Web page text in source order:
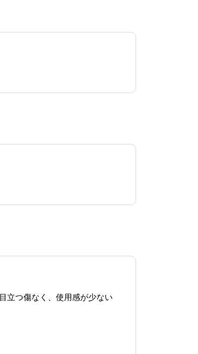
目立つ傷なく、使用感が少ない